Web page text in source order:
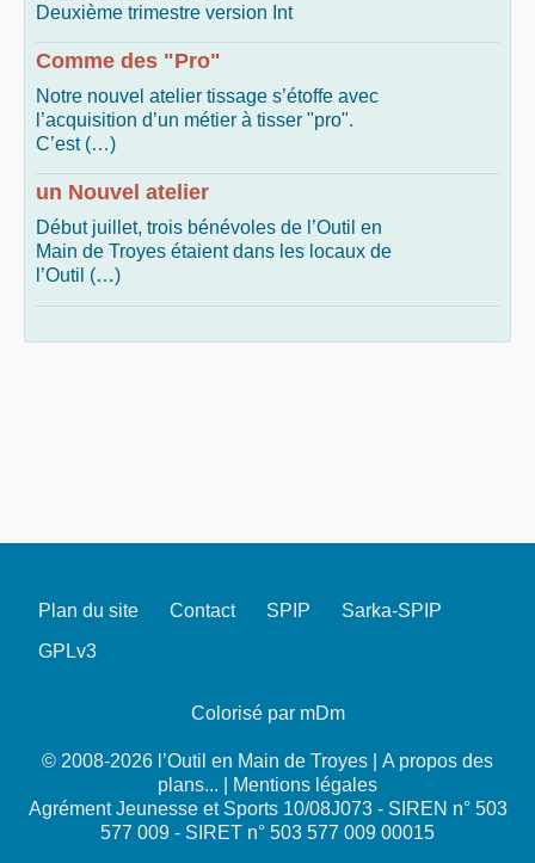
Deuxième trimestre version Int
Comme des "Pro"
Notre nouvel atelier tissage s’étoffe avec
l’acquisition d’un métier à tisser "pro".
C’est (…)
un Nouvel atelier
Début juillet, trois bénévoles de l’Outil en
Main de Troyes étaient dans les locaux de
l’Outil (…)
Plan du site Contact SPIP
Sarka-SPIP
GPLv3
Colorisé par mDm
© 2008-2026 l’Outil en Main de Troyes | A propos des
plans...
Mentions légales
Agrément Jeunesse et Sports 10/08J073 - SIREN n° 503
577 009 - SIRET n° 503 577 009 00015